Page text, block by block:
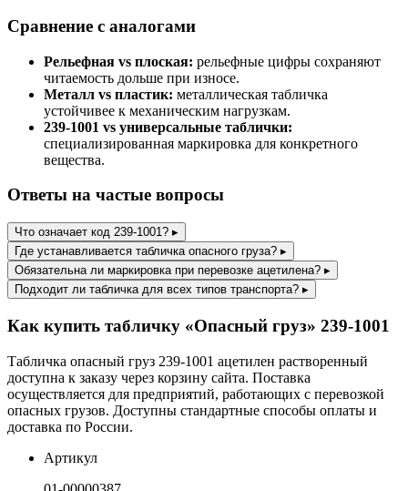
Сравнение с аналогами
Рельефная vs плоская: рельефные цифры сохраняют
читаемость дольше при износе.
Металл vs пластик: металлическая табличка
устойчивее к механическим нагрузкам.
239-1001 vs универсальные таблички:
специализированная маркировка для конкретного
вещества.
Ответы на частые вопросы
Что означает код 239-1001? ▸
Где устанавливается табличка опасного груза? ▸
Обязательна ли маркировка при перевозке ацетилена? ▸
Подходит ли табличка для всех типов транспорта? ▸
Как купить табличку «Опасный груз» 239-1001
Табличка опасный груз 239-1001 ацетилен растворенный
доступна к заказу через корзину сайта. Поставка
осуществляется для предприятий, работающих с перевозкой
опасных грузов. Доступны стандартные способы оплаты и
доставка по России.
Артикул